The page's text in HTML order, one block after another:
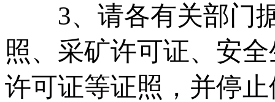
3、请各有关部门据
照、采矿许可证、安
许可证等证照，并停